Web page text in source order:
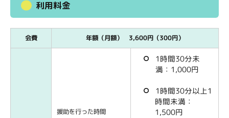
利用料金
会費 年額（月額） 3,600円（300円）
援助を行った時間
1時間30分未
満：1,000円
1時間30分以上1
時間未満：
1,500円